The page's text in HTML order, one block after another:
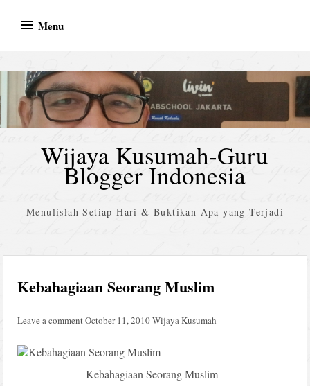
Menu
Wijaya Kusumah-Guru
Blogger Indonesia
Menulislah Setiap Hari & Buktikan Apa yang Terjadi
Kebahagiaan Seorang Muslim
Leave a comment October 11, 2010Wijaya Kusumah
Kebahagiaan Seorang Muslim